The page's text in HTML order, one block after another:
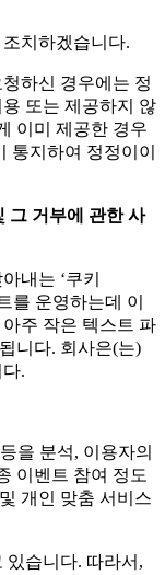
치하겠습니다.
하신 경우에는 정
또는 제공하지 않
이미 제공한 경우
통지하여 정정이이
그 거부에 관한 사
내는 ‘쿠키
를 운영하는데 이
주 작은 텍스트 파
니다. 회사은(는)
.
을 분석, 이용자의
이벤트 참여 정도
개인 맞춤 서비스
있습니다. 따라서,